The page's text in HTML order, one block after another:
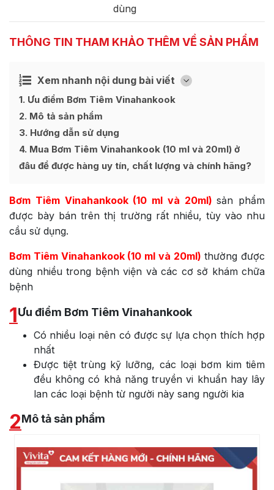
dùng
THÔNG TIN THAM KHẢO THÊM VỀ SẢN PHẨM
Xem nhanh nội dung bài viết [
Ẩn
1 Ưu điểm Bơm Tiêm Vinahankook
2 Mô tả sản phẩm
3 Hướng dẫn sử dụng
4 Mua Bơm Tiêm Vinahankook (10 ml và 20ml) ở
đâu để được hàng uy tín, chất lượng và chính hãng?
Bơm Tiêm Vinahankook (10 ml và 20ml) sản phẩm
được bày bán trên thị trường rất nhiều, tùy vào nhu
cầu sử dụng.
Bơm Tiêm Vinahankook (10 ml và 20ml) thường được
dùng nhiều trong bệnh viện và các cơ sở khám chữa
bệnh
1Ưu điểm Bơm Tiêm Vinahankook
Có nhiều loại nên có được sự lựa chọn thích hợp
nhất
Được tiệt trùng kỹ lưỡng, các loại bơm kim tiêm
đều không có khả năng truyền vi khuẩn hay lây
lan các loại bệnh từ người này sang người kia
2Mô tả sản phẩm